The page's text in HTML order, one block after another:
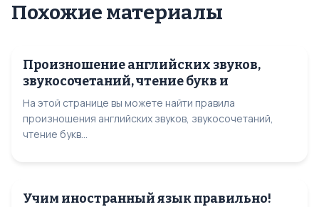
Похожие материалы
Произношение английских звуков,
звукосочетаний, чтение букв и
На этой странице вы можете найти правила
произношения английских звуков, звукосочетаний,
чтение букв...
Учим иностранный язык правильно!